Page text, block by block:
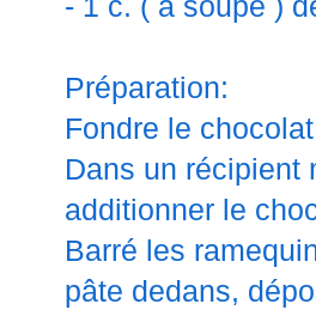
- 1 c. ( à soupe )
Préparation:
Fondre le
Dans un récipient
additionner le
Barré les
pâte dedans,